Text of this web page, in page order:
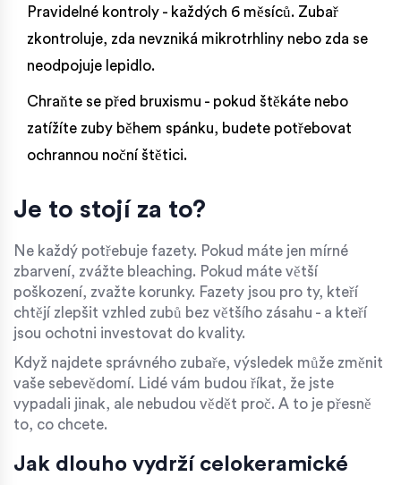
Pravidelné kontroly - každých 6 měsíců. Zubař
zkontroluje, zda nevzniká mikrotrhliny nebo zda se
neodpojuje lepidlo.
Chraňte se před bruxismu - pokud štěkáte nebo
zatížíte zuby během spánku, budete potřebovat
ochrannou noční štětici.
Je to stojí za to?
Ne každý potřebuje fazety. Pokud máte jen mírné
zbarvení, zvážte bleaching. Pokud máte větší
poškození, zvažte korunky. Fazety jsou pro ty, kteří
chtějí zlepšit vzhled zubů bez většího zásahu - a kteří
jsou ochotni investovat do kvality.
Když najdete správného zubaře, výsledek může změnit
vaše sebevědomí. Lidé vám budou říkat, že jste
vypadali jinak, ale nebudou vědět proč. A to je přesně
to, co chcete.
Jak dlouho vydrží celokeramické